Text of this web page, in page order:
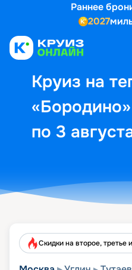
Раннее
2027
Круиз на
по 3
Скидки на второе, третье